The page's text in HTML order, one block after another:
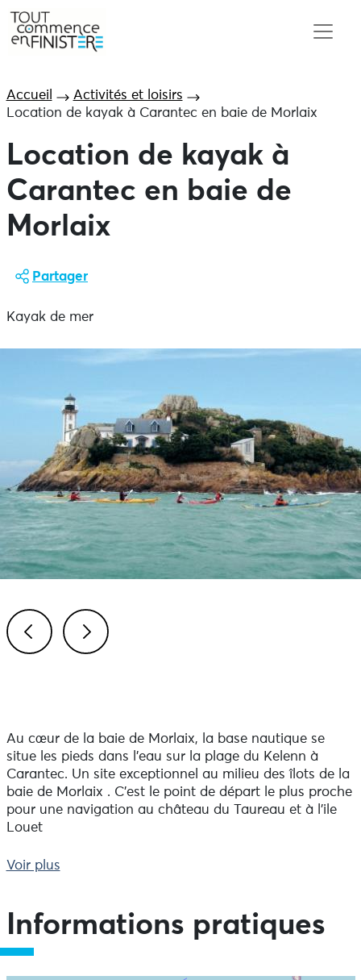
Accueil
Activités et loisirs
Location de kayak à Carantec en baie de Morlaix
Location de kayak à
Carantec en baie de
Morlaix
Partager
Kayak de mer
Au cœur de la baie de Morlaix, la base nautique se
situe les pieds dans l’eau sur la plage du Kelenn à
Carantec. Un site exceptionnel au milieu des îlots de la
baie de Morlaix . C’est le point de départ le plus proche
pour une navigation au château du Taureau et à l’ile
Louet
Les professionnels diplômés du point de location vous
Au point location, un flyer avec plan propose des idées
de circuits en Baie de Morlaix.
Voir plus
Informations pratiques